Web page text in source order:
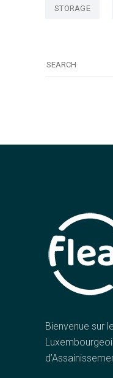
STORAGE
Bienvenue sur